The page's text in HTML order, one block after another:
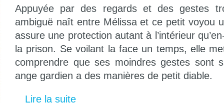
Appuyée par des regards et des gestes
ambiguë naît entre Mélissa et ce petit voyou
assure une protection autant à l’intérieur
la prison. Se voilant la face un temps, elle
comprendre que ses moindres gestes sont
ange gardien a des manières de petit diable.
Lire la suite